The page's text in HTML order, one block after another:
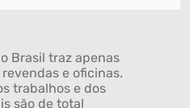
Brasil traz apenas
e oficinas.
trabalhos e dos
são de total